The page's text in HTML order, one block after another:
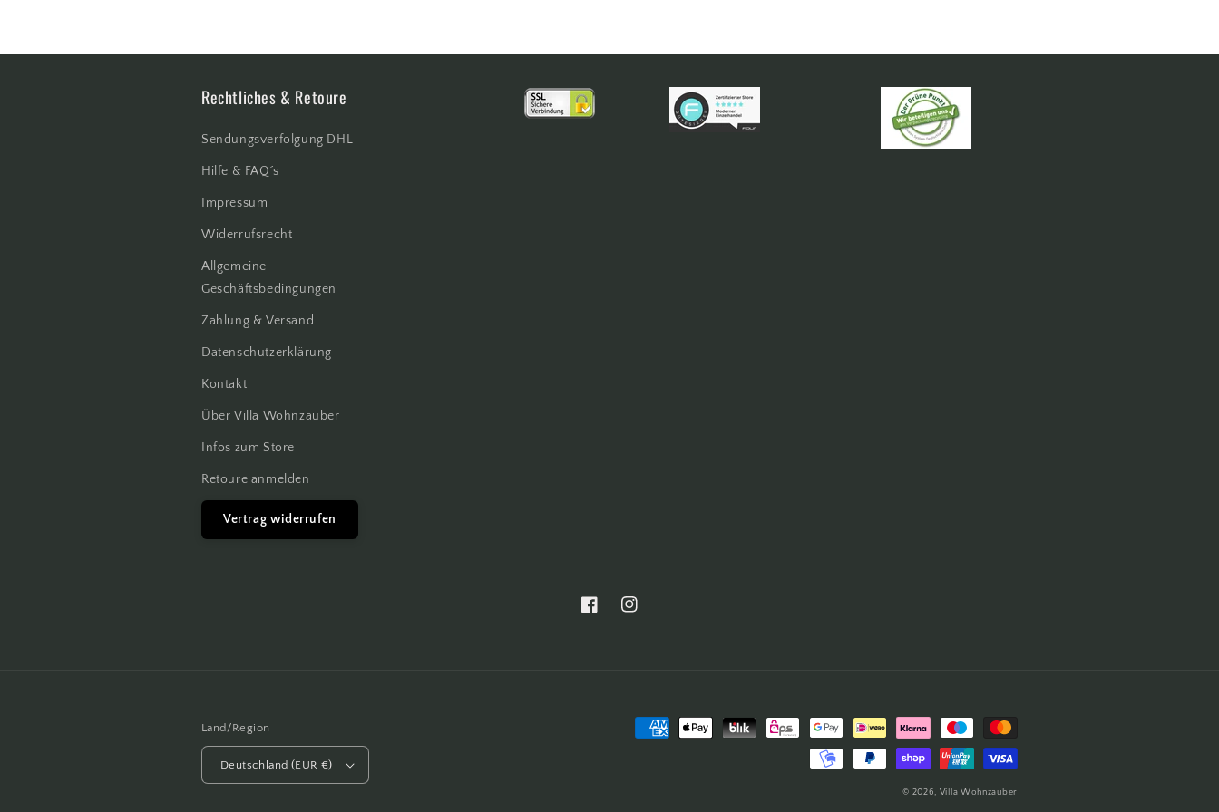
Rechtliches & Retoure
Sendungsverfolgung DHL
Hilfe & FAQ´s
Impressum
Widerrufsrecht
Allgemeine
Geschäftsbedingungen
Zahlung & Versand
Datenschutzerklärung
Kontakt
Über Villa Wohnzauber
Infos zum Store
Retoure anmelden
Vertrag widerrufen
FacebookInstagram
Land/Region
Deutschland (EUR €)
Zahlungsmethoden
© 2026, Villa Wohnzauber